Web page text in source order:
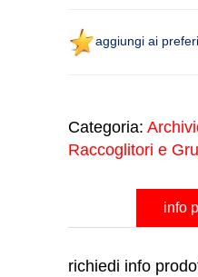
aggiungi ai
Categoria:
Raccoglitori e
info
richiedi info